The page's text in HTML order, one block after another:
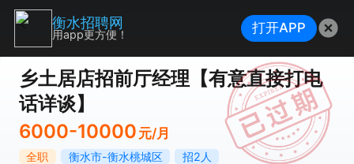
乡土居店招前厅经理【有意直接打电
话详谈】
6000-10000 元/月
全职 衡水市-衡水桃城区
招2人
衡水招聘网
用app更方便！ 打开APP